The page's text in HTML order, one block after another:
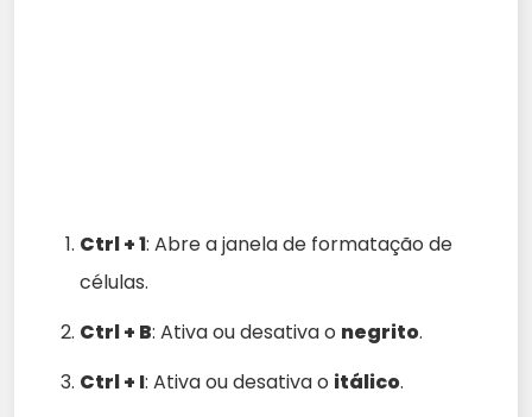
Ctrl + 1: Abre a janela de formatação de
células.
Ctrl + B: Ativa ou desativa o negrito.
Ctrl + I: Ativa ou desativa o itálico.